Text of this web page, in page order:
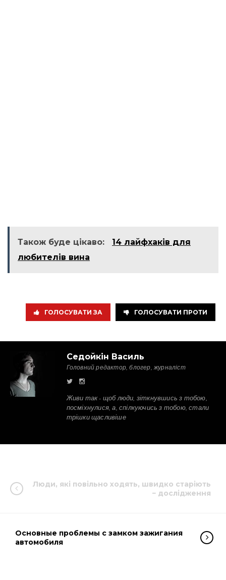
Також буде цікаво:
14 лайфхаків для
любителів вина
ГОЛОСУВАТИ ЗА ГОЛОСУВАТИ ПРОТИ
Седойкін Василь
Головний редактор, блогер, журналіст
Живи так - щоб люди, зіткнувшись з тобою,
посміхнулися, а, спілкуючись з тобою, стали
трішки щасливіше
Люди, які повільно ходять, швидко старіють
− дослідження
Основные проблемы с замком зажигания
автомобиля